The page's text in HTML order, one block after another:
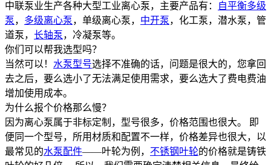
中联泵业生产各种大型工业离心泵，主要产品有：
自平衡多级
泵 ， 多级离心泵 ，单级离心泵， 中开泵 ，化工泵，潜水泵，管
道泵， 长轴泵 ，冷凝泵等。
你们可以帮我选型吗？
当然可以！ 水泵型号选择不准确的话，问题是很大的，您拿回
去之后，要么选小了无法满足使用需求，要么选大了费电费油
增加使用成本。
为什么报个价格那么慢？
因为离心泵属于非标定制，型号很多，价格范围也很大。 即
便同一个型号，所用材质和配置不一样，价格差异也很大，以
最常见的水泵配件——叶轮为例， 不锈钢叶轮的价格就是铸铁